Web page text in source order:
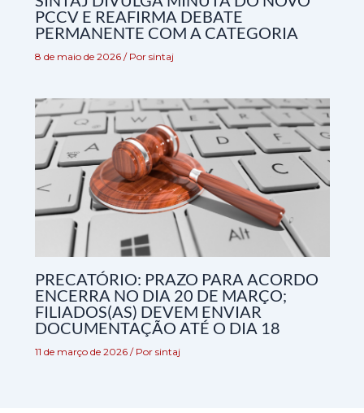
PCCV E REAFIRMA DEBATE
PERMANENTE COM A CATEGORIA
8 de maio de 2026 / Por sintaj
PRECATÓRIO: PRAZO PARA ACORDO
ENCERRA NO DIA 20 DE MARÇO;
FILIADOS(AS) DEVEM ENVIAR
DOCUMENTAÇÃO ATÉ O DIA 18
11 de março de 2026 / Por sintaj